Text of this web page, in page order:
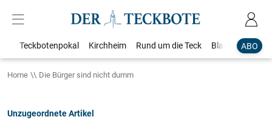
ABO
Teckbotenpokal Kirchheim Rund um die Teck Blaulicht
Home Die Bürger sind nicht dumm
Unzugeordnete Artikel